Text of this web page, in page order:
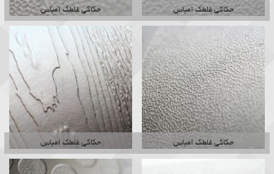
حکاکی غلطک امباس حکاکی غلطک امباس
حکاکی غلطک امباس حکاکی غلطک امباس